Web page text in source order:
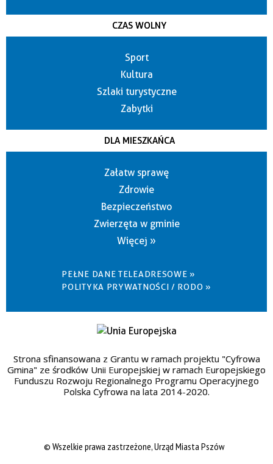
CZAS WOLNY
Sport
Kultura
Szlaki turystyczne
Zabytki
DLA MIESZKAŃCA
Załatw sprawę
Zdrowie
Bezpieczeństwo
Zwierzęta w gminie
Więcej »
PEŁNE DANE TELEADRESOWE »
POLITYKA PRYWATNOŚCI / RODO »
Strona sfinansowana z Grantu w ramach projektu "Cyfrowa
Gmina" ze środków Unii Europejskiej w ramach Europejskiego
Funduszu Rozwoju Regionalnego Programu Operacyjnego
Polska Cyfrowa na lata 2014-2020.
© Wszelkie prawa zastrzeżone, Urząd Miasta Pszów